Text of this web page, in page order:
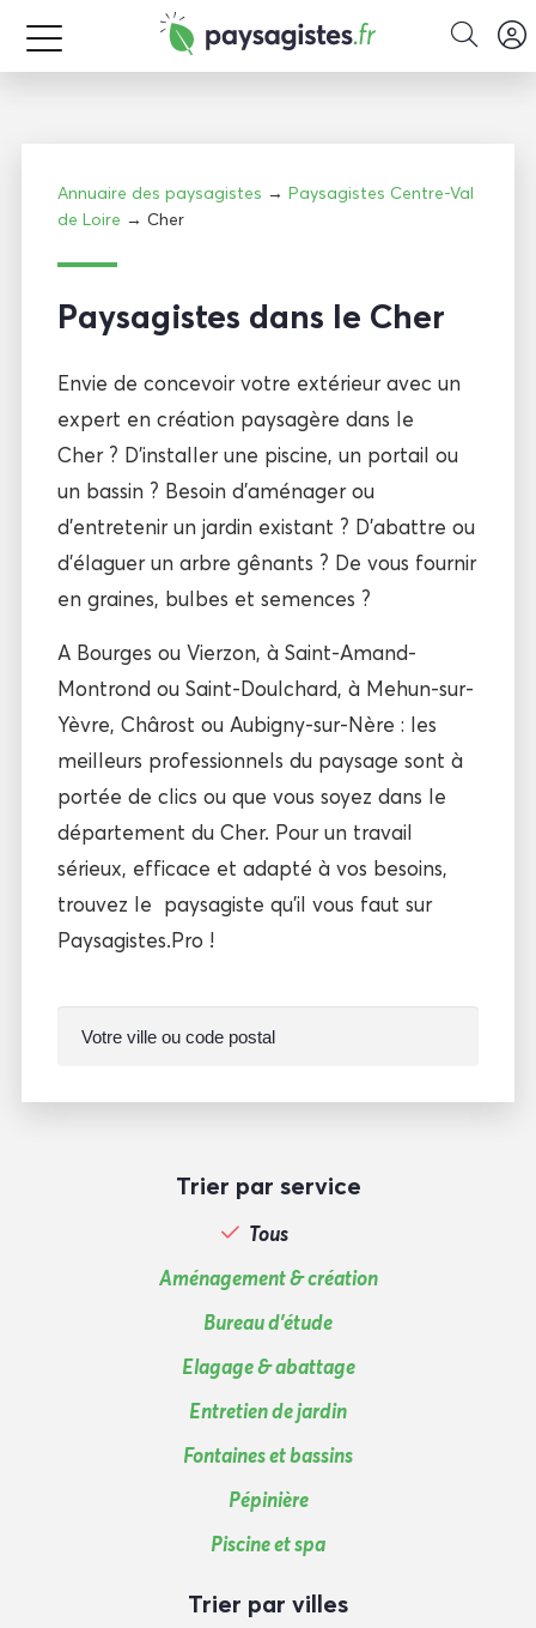
Annuaire des paysagistes → Paysagistes Centre-Val
de Loire → Cher
Paysagistes dans le Cher
Envie de concevoir votre extérieur avec un
expert en création paysagère dans le
Cher ? D’installer une piscine, un portail ou
un bassin ? Besoin d’aménager ou
d’entretenir un jardin existant ? D’abattre ou
d’élaguer un arbre gênants ? De vous fournir
en graines, bulbes et semences ?
A Bourges ou Vierzon, à Saint-Amand-
Montrond ou Saint-Doulchard, à Mehun-sur-
Yèvre, Chârost ou Aubigny-sur-Nère : les
meilleurs professionnels du paysage sont à
portée de clics ou que vous soyez dans le
département du Cher. Pour un travail
sérieux, efficace et adapté à vos besoins,
trouvez le paysagiste qu’il vous faut sur
Paysagistes.Pro !
Trier par service
Tous
Aménagement & création
Bureau d'étude
Elagage & abattage
Entretien de jardin
Fontaines et bassins
Pépinière
Piscine et spa
Trier par villes